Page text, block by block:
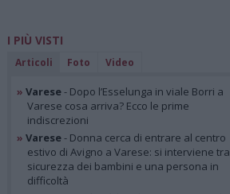
I PIÙ VISTI
Articoli Foto Video
» Varese- Dopo l’Esselunga in viale Borri a
Varese cosa arriva? Ecco le prime
indiscrezioni
» Varese- Donna cerca di entrare al centro
estivo di Avigno a Varese: si interviene tra
sicurezza dei bambini e una persona in
difficoltà